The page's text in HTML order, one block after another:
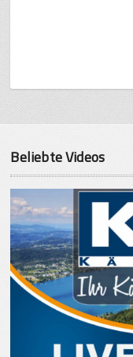
Beliebte Videos